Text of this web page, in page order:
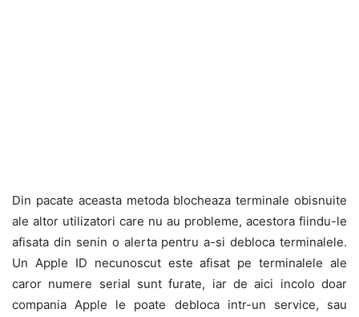
Din pacate aceasta metoda blocheaza terminale obisnuite
ale altor utilizatori care nu au probleme, acestora fiindu-le
afisata din senin o alerta pentru a-si debloca terminalele.
Un Apple ID necunoscut este afisat pe terminalele ale
caror numere serial sunt furate, iar de aici incolo doar
compania Apple le poate debloca intr-un service, sau